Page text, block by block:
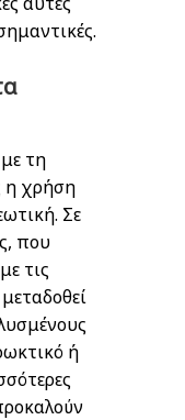
τη
η χρήση
Σε
που
τις
ή